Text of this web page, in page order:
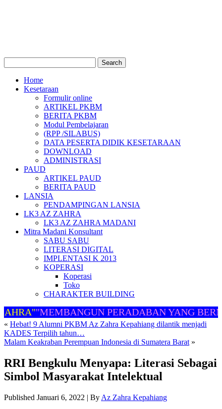
Home
Kesetaraan
Formulir online
ARTIKEL PKBM
BERITA PKBM
Modul Pembelajaran
(RPP /SILABUS)
DATA PESERTA DIDIK KESETARAAN
DOWNLOAD
ADMINISTRASI
PAUD
ARTIKEL PAUD
BERITA PAUD
LANSIA
PENDAMPINGAN LANSIA
LK3 AZ ZAHRA
LK3 AZ ZAHRA MADANI
Mitra Madani Konsultant
SABU SABU
LITERASI DIGITAL
IMPLENTASI K 2013
KOPERASI
Koperasi
Toko
CHARAKTER BUILDING
"MEMBANGUN PERADABAN YANG
« Hebat! 9 Alumni PKBM Az Zahra Kepahiang dilantik menjadi
KADES Terpilih tahun…
Malam Keakraban Perempuan Indonesia di Sumatera Barat »
RRI Bengkulu Menyapa: Literasi Sebagai
Simbol Masyarakat Intelektual
Published Januari 6, 2022 | By Az Zahra Kepahiang